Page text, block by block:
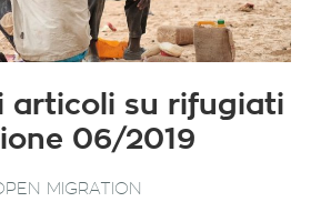
articoli su rifugiati
06/2019
MIGRATION